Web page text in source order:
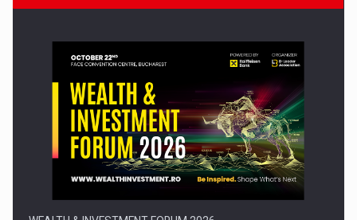
Comunicat de presa: Joburile part-time reincep sa intre pe…